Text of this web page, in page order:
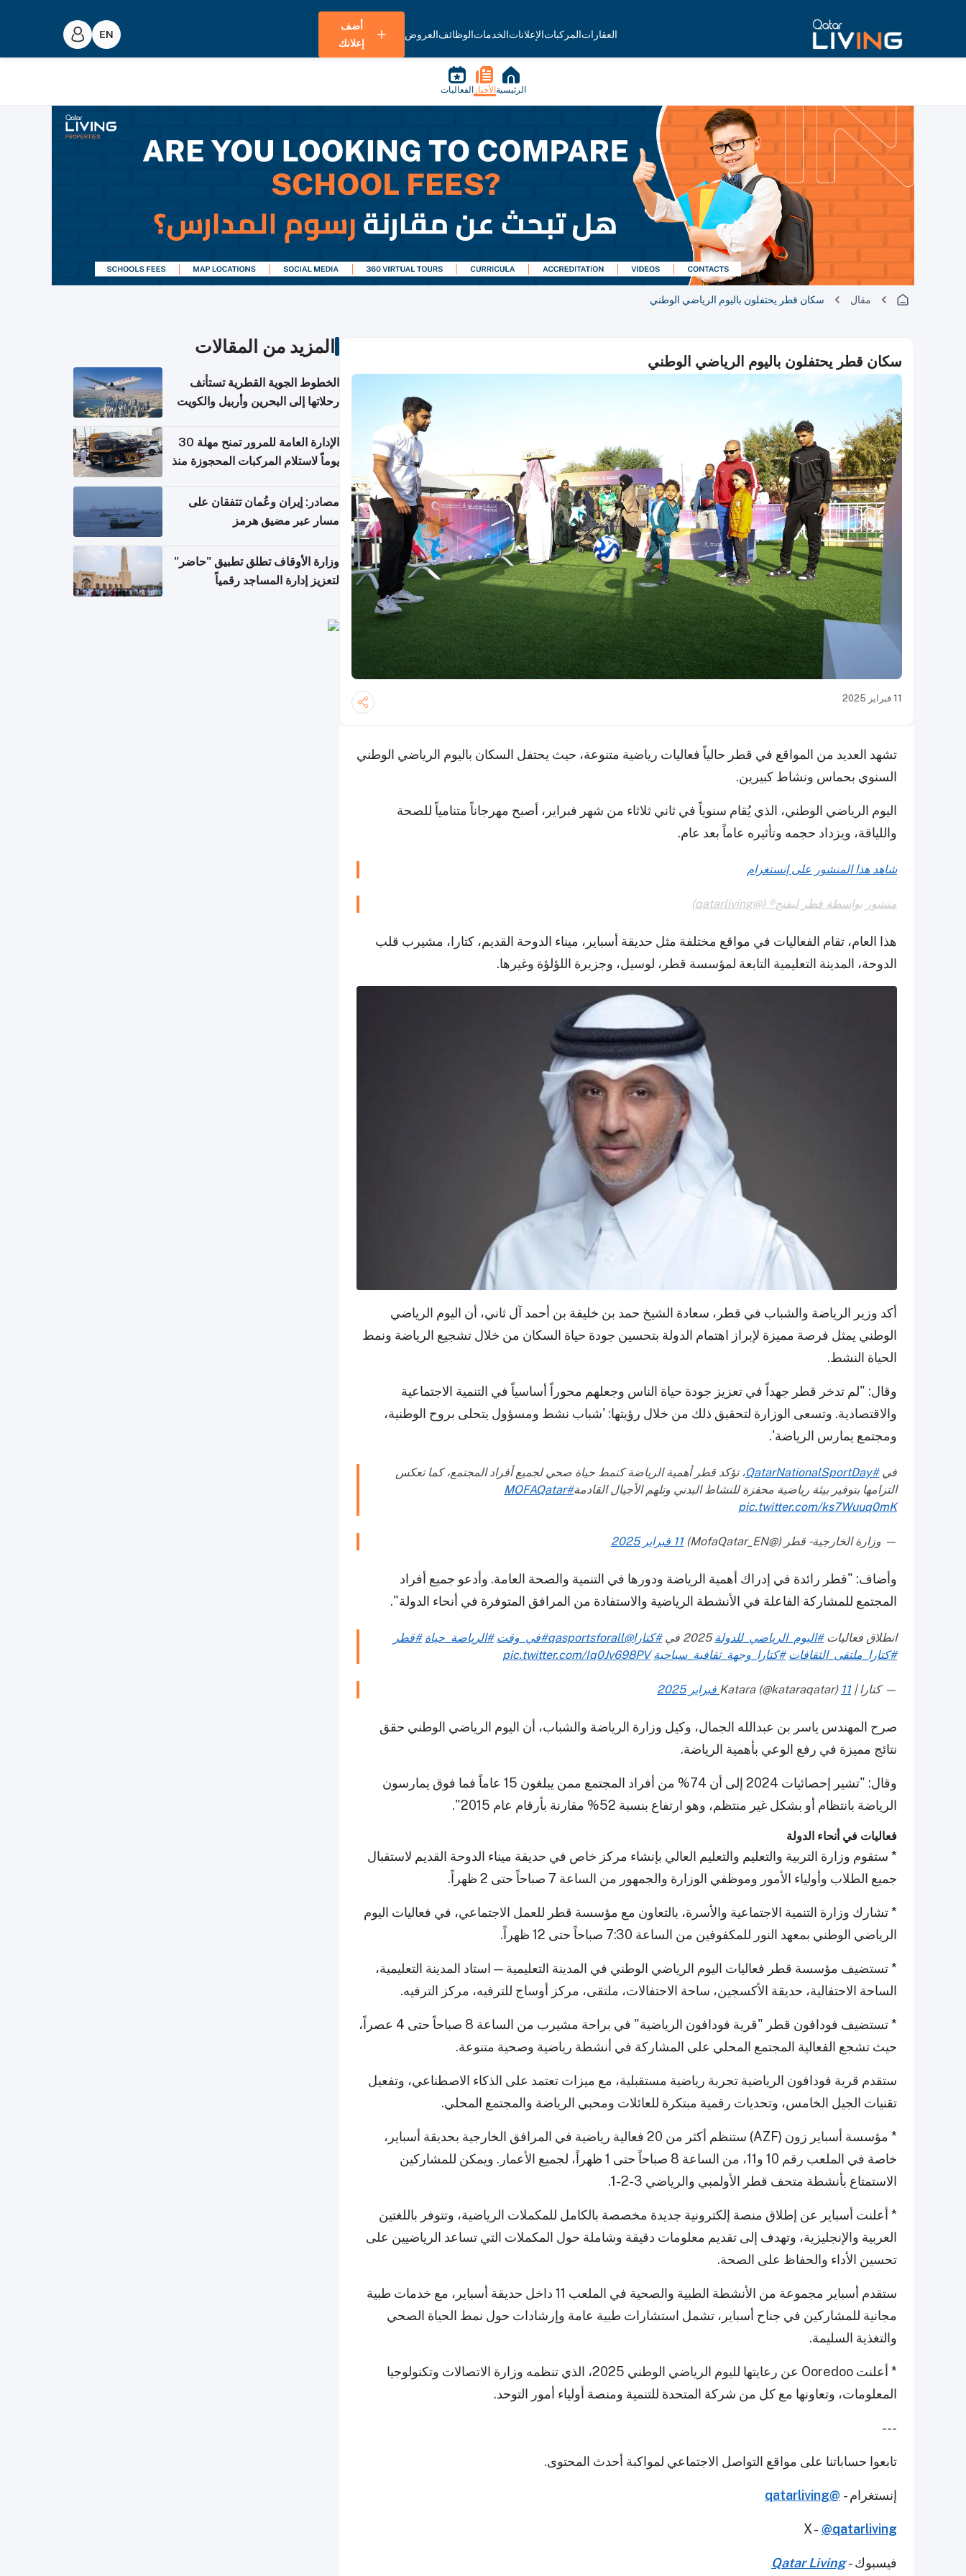
العقاراتالمركباتالإعلاناتالخدماتالوظائفالعروض
أضف
إعلانك
الرئيسية الأخبار الفعاليات
مقال سكان قطر يحتفلون باليوم الرياضي الوطني
سكان قطر يحتفلون باليوم الرياضي الوطني
11 فبراير 2025
تشهد العديد من المواقع في قطر حالياً فعاليات رياضية متنوعة، حيث يحتفل السكان باليوم الرياضي الوطني
السنوي بحماس ونشاط كبيرين.
اليوم الرياضي الوطني، الذي يُقام سنوياً في ثاني ثلاثاء من شهر فبراير، أصبح مهرجاناً متنامياً للصحة
واللياقة، ويزداد حجمه وتأثيره عاماً بعد عام.
شاهد هذا المنشور على إنستغرام
منشور بواسطة قطر ليفنج® (@qatarliving)
هذا العام، تقام الفعاليات في مواقع مختلفة مثل حديقة أسباير، ميناء الدوحة القديم، كتارا، مشيرب قلب
الدوحة، المدينة التعليمية التابعة لمؤسسة قطر، لوسيل، وجزيرة اللؤلؤة وغيرها.
أكد وزير الرياضة والشباب في قطر، سعادة الشيخ حمد بن خليفة بن أحمد آل ثاني، أن اليوم الرياضي
الوطني يمثل فرصة مميزة لإبراز اهتمام الدولة بتحسين جودة حياة السكان من خلال تشجيع الرياضة ونمط
الحياة النشط.
وقال: "لم تدخر قطر جهداً في تعزيز جودة حياة الناس وجعلهم محوراً أساسياً في التنمية الاجتماعية
والاقتصادية. وتسعى الوزارة لتحقيق ذلك من خلال رؤيتها: 'شباب نشط ومسؤول يتحلى بروح الوطنية،
ومجتمع يمارس الرياضة'.
في#QatarNationalSportDay
، تؤكد قطر أهمية الرياضة كنمط حياة صحي لجميع أفراد المجتمع، كما تعكس
التزامها بتوفير بيئة رياضية محفزة للنشاط البدني وتلهم الأجيال القادمة#MOFAQatar
pic.twitter.com/ks7Wuuq0mK
— وزارة الخارجية - قطر (@MofaQatar_EN) 11 فبراير 2025
وأضاف: "قطر رائدة في إدراك أهمية الرياضة ودورها في التنمية والصحة العامة. وأدعو جميع أفراد
المجتمع للمشاركة الفاعلة في الأنشطة الرياضية والاستفادة من المرافق المتوفرة في أنحاء الدولة".
انطلاق فعاليات#اليوم_الرياضي_للدولة2025 في #كتارا@qasportsforall #في_وقت #الرياضة_حياة #قطر
#كتارا_ملتقى_الثقافات #كتارا_وجهة_ثقافية_سياحية pic.twitter.com/Iq0Jv698PV
— كتارا | Katara (@kataraqatar)11 فبراير 2025
صرح المهندس ياسر بن عبدالله الجمال، وكيل وزارة الرياضة والشباب، أن اليوم الرياضي الوطني حقق
نتائج مميزة في رفع الوعي بأهمية الرياضة.
وقال: "تشير إحصائيات 2024 إلى أن 74% من أفراد المجتمع ممن يبلغون 15 عاماً فما فوق يمارسون
الرياضة بانتظام أو بشكل غير منتظم، وهو ارتفاع بنسبة 52% مقارنة بأرقام عام 2015".
فعاليات في أنحاء الدولة
* ستقوم وزارة التربية والتعليم والتعليم العالي بإنشاء مركز خاص في حديقة ميناء الدوحة القديم لاستقبال
جميع الطلاب وأولياء الأمور وموظفي الوزارة والجمهور من الساعة 7 صباحاً حتى 2 ظهراً.
* تشارك وزارة التنمية الاجتماعية والأسرة، بالتعاون مع مؤسسة قطر للعمل الاجتماعي، في فعاليات اليوم
الرياضي الوطني بمعهد النور للمكفوفين من الساعة 7:30 صباحاً حتى 12 ظهراً.
* تستضيف مؤسسة قطر فعاليات اليوم الرياضي الوطني في المدينة التعليمية — استاد المدينة التعليمية،
الساحة الاحتفالية، حديقة الأكسجين، ساحة الاحتفالات، ملتقى، مركز أوساج للترفيه، مركز الترفيه.
* تستضيف فودافون قطر "قرية فودافون الرياضية" في براحة مشيرب من الساعة 8 صباحاً حتى 4 عصراً،
حيث تشجع الفعالية المجتمع المحلي على المشاركة في أنشطة رياضية وصحية متنوعة.
ستقدم قرية فودافون الرياضية تجربة رياضية مستقبلية، مع ميزات تعتمد على الذكاء الاصطناعي، وتفعيل
تقنيات الجيل الخامس، وتحديات رقمية مبتكرة للعائلات ومحبي الرياضة والمجتمع المحلي.
* مؤسسة أسباير زون (AZF) ستنظم أكثر من 20 فعالية رياضية في المرافق الخارجية بحديقة أسباير،
خاصة في الملعب رقم 10 و11، من الساعة 8 صباحاً حتى 1 ظهراً، لجميع الأعمار. ويمكن للمشاركين
الاستمتاع بأنشطة متحف قطر الأولمبي والرياضي 3-2-1.
* أعلنت أسباير عن إطلاق منصة إلكترونية جديدة مخصصة بالكامل للمكملات الرياضية، وتتوفر باللغتين
العربية والإنجليزية، وتهدف إلى تقديم معلومات دقيقة وشاملة حول المكملات التي تساعد الرياضيين على
تحسين الأداء والحفاظ على الصحة.
ستقدم أسباير مجموعة من الأنشطة الطبية والصحية في الملعب 11 داخل حديقة أسباير، مع خدمات طبية
مجانية للمشاركين في جناح أسباير، تشمل استشارات طبية عامة وإرشادات حول نمط الحياة الصحي
والتغذية السليمة.
* أعلنت Ooredoo عن رعايتها لليوم الرياضي الوطني 2025، الذي تنظمه وزارة الاتصالات وتكنولوجيا
المعلومات، وتعاونها مع كل من شركة المتحدة للتنمية ومنصة أولياء أمور التوحد.
---
تابعوا حساباتنا على مواقع التواصل الاجتماعي لمواكبة أحدث المحتوى.
إنستغرام - @qatarliving
X - @qatarliving
فيسبوك -Qatar Living
المزيد من المقالات
الخطوط الجوية القطرية تستأنف
رحلاتها إلى البحرين وأربيل والكويت
الإدارة العامة للمرور تمنح مهلة 30
يوماً لاستلام المركبات المحجوزة منذ
مصادر: إيران وعُمان تتفقان على
مسار عبر مضيق هرمز
وزارة الأوقاف تطلق تطبيق "حاضر"
لتعزيز إدارة المساجد رقمياً